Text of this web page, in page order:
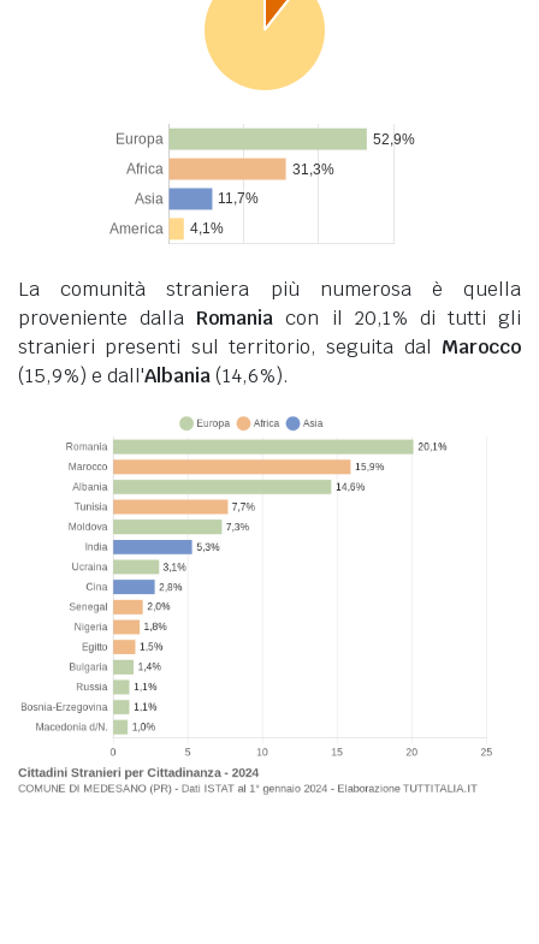
La comunità straniera più numerosa è quella
proveniente dalla Romania con il 20,1% di tutti gli
stranieri presenti sul territorio, seguita dal Marocco
(15,9%) e dall'Albania(14,6%).